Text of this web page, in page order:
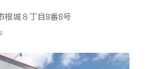
根城８丁目8番8号